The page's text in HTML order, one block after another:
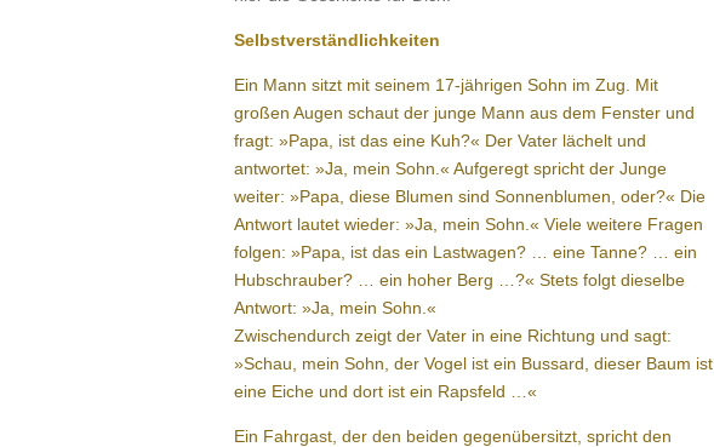
Selbstverständlichkeiten
Ein Mann sitzt mit seinem 17-jährigen Sohn im Zug. Mit
großen Augen schaut der junge Mann aus dem Fenster und
fragt: »Papa, ist das eine Kuh?« Der Vater lächelt und
antwortet: »Ja, mein Sohn.« Aufgeregt spricht der Junge
weiter: »Papa, diese Blumen sind Sonnenblumen, oder?« Die
Antwort lautet wieder: »Ja, mein Sohn.« Viele weitere Fragen
folgen: »Papa, ist das ein Lastwagen? … eine Tanne? … ein
Hubschrauber? … ein hoher Berg …?« Stets folgt dieselbe
Antwort: »Ja, mein Sohn.«
Zwischendurch zeigt der Vater in eine Richtung und sagt:
»Schau, mein Sohn, der Vogel ist ein Bussard, dieser Baum ist
eine Eiche und dort ist ein Rapsfeld …«
Ein Fahrgast, der den beiden gegenübersitzt, spricht den